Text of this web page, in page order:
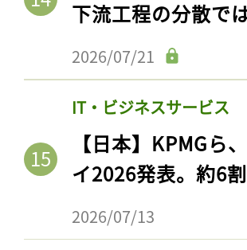
下流工程の分散で
2026/07/21
IT・ビジネスサービス
【日本】KPMGら
イ2026発表。約6
2026/07/13
記事をお気